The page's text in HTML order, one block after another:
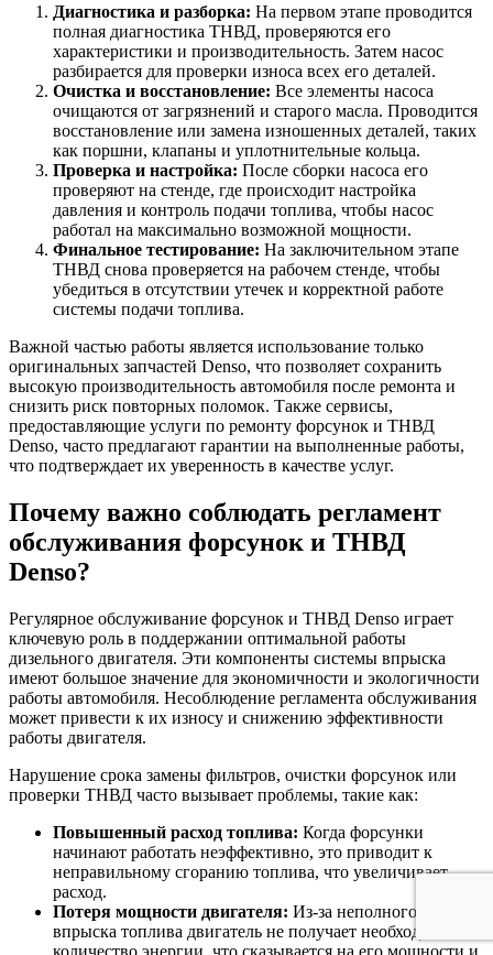
Диагностика и разборка: На первом этапе проводится
полная диагностика ТНВД, проверяются его
характеристики и производительность. Затем насос
разбирается для проверки износа всех его деталей.
Очистка и восстановление: Все элементы насоса
очищаются от загрязнений и старого масла. Проводится
восстановление или замена изношенных деталей, таких
как поршни, клапаны и уплотнительные кольца.
Проверка и настройка: После сборки насоса его
проверяют на стенде, где происходит настройка
давления и контроль подачи топлива, чтобы насос
работал на максимально возможной мощности.
Финальное тестирование: На заключительном этапе
ТНВД снова проверяется на рабочем стенде, чтобы
убедиться в отсутствии утечек и корректной работе
системы подачи топлива.
Важной частью работы является использование только
оригинальных запчастей Denso, что позволяет сохранить
высокую производительность автомобиля после ремонта и
снизить риск повторных поломок. Также сервисы,
предоставляющие услуги по ремонту форсунок и ТНВД
Denso, часто предлагают гарантии на выполненные работы,
что подтверждает их уверенность в качестве услуг.
Почему важно соблюдать регламент
обслуживания форсунок и ТНВД
Denso?
Регулярное обслуживание форсунок и ТНВД Denso играет
ключевую роль в поддержании оптимальной работы
дизельного двигателя. Эти компоненты системы впрыска
имеют большое значение для экономичности и экологичности
работы автомобиля. Несоблюдение регламента обслуживания
может привести к их износу и снижению эффективности
работы двигателя.
Нарушение срока замены фильтров, очистки форсунок или
проверки ТНВД часто вызывает проблемы, такие как:
Повышенный расход топлива: Когда форсунки
начинают работать неэффективно, это приводит к
неправильному сгоранию топлива, что увеличивает
расход.
Потеря мощности двигателя: Из-за неполного
впрыска топлива двигатель не получает необходимое
количество энергии, что сказывается на его мощности и